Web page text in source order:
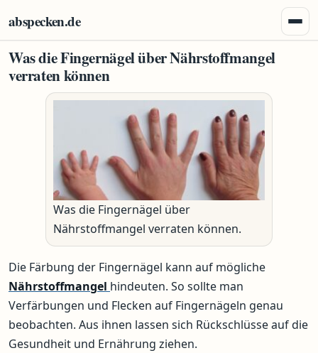
abspecken.de
Was die Fingernägel über Nährstoffmangel
verraten können
Was die Fingernägel über
Nährstoffmangel verraten können.
Die Färbung der Fingernägel kann auf mögliche
Nährstoffmangel hindeuten. So sollte man
Verfärbungen und Flecken auf Fingernägeln genau
beobachten. Aus ihnen lassen sich Rückschlüsse auf die
Gesundheit und Ernährung ziehen.